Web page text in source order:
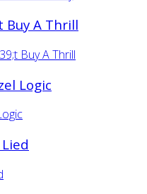
Buy A Thrill
Logic